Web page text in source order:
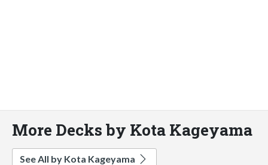
More Decks by Kota Kageyama
See All by Kota Kageyama